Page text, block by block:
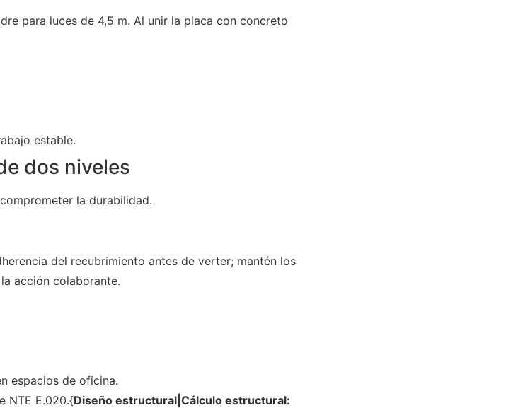
para luces de 4,5 m. Al unir la placa con concreto
estable.
dos niveles
la durabilidad.
del recubrimiento antes de verter; mantén los
acción colaborante.
espacios de oficina.
NTE E.020.{Diseño estructural|Cálculo estructural: